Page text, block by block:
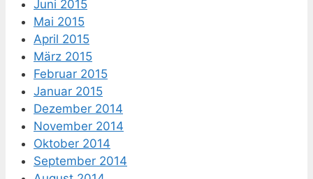
Juni 2015
Mai 2015
April 2015
März 2015
Februar 2015
Januar 2015
Dezember 2014
November 2014
Oktober 2014
September 2014